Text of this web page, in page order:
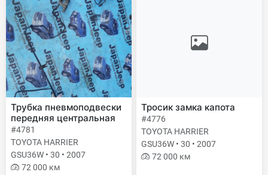
Трубка пневмоподвески
передняя центральная
#4781
TOYOTA HARRIER
GSU36W • 30 • 2007
72 000 км
Тросик замка капота
#4776
TOYOTA HARRIER
GSU36W • 30 • 2007
72 000 км